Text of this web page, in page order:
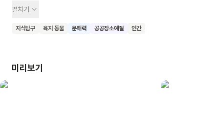
여러 물건들, 동아리나 강연회 활동까지 다양한 정보를 담고
있어요. 퀴즈, 미로 찾기, 틀린 그림 찾기 같은 놀이도 있어서
거예요. 유아부터 초등학생까지 폭넓은 연령대가 즐길 수 있어요.
이 책을 읽은 어린이들이 도서관에 대해 친근감을 느끼고, 도서관
펼치기
지식탐구 육지 동물 문해력 공공장소예절 인간
미리보기